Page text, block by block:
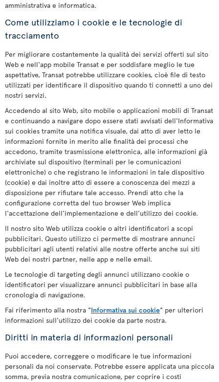
amministrativa e informatica.
Come utilizziamo i cookie e le tecnologie di
tracciamento
Per migliorare costantemente la qualità dei servizi offerti sul sito
Web e nell'app mobile Transat e per soddisfare meglio le tue
aspettative, Transat potrebbe utilizzare cookies, cioè file di testo
utilizzati per identificare il dispositivo quando ti connetti a uno dei
nostri servizi.
Accedendo al sito Web, sito mobile o applicazioni mobili di Transat
e continuando a navigare dopo essere stati avvisati dell'Informativa
sui cookies tramite una notifica visuale, dai atto di aver letto le
informazioni fornite in merito alle finalità dei processi che
accedono, tramite trasmissione elettronica, alle informazioni già
archiviate sul dispositivo (terminali per le comunicazioni
elettroniche) o che registrano le informazioni in tale dispositivo
(cookie) e dai inoltre atto di essere a conoscenza dei mezzi a
disposizione per rifiutare tale accesso. Prendi atto che la
configurazione corretta del tuo browser Web implica
l'accettazione dell'implementazione e dell'utilizzo dei cookie.
Il nostro sito Web utilizza cookie o altri identificatori a scopi
pubblicitari. Questo utilizzo ci permette di mostrare annunci
pubblicitari agli utenti relativi alle nostre offerte anche sui siti
Web dei nostri partner, nelle app e nelle email.
Le tecnologie di targeting degli annunci utilizzano cookie o
identificatori per visualizzare annunci pubblicitari in base alla
cronologia di navigazione.
Fai riferimento alla nostra "Informativa sui cookie" per ulteriori
informazioni sull'utilizzo dei cookie da parte nostra.
Diritti in materia di informazioni personali
Puoi accedere, correggere o modificare le tue informazioni
personali da noi conservate. Potrebbe essere applicata una piccola
somma, previa nostra comunicazione, per coprire i costi